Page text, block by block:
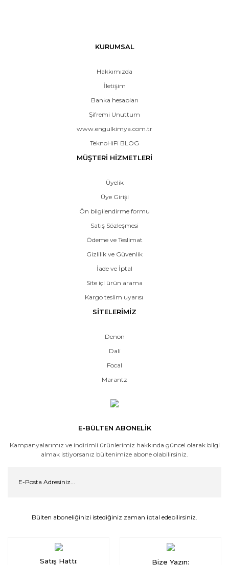
KURUMSAL
Hakkımızda
İletişim
Banka hesapları
Şifremi Unuttum
www.engulkimya.com.tr
TeknoHiFi BLOG
MÜŞTERİ HİZMETLERİ
Üyelik
Üye Girişi
Ön bilgilendirme formu
Satış Sözleşmesi
Ödeme ve Teslimat
Gizlilik ve Güvenlik
İade ve İptal
Site içi ürün arama
Kargo teslim uyarısı
SİTELERİMİZ
Denon
Dali
Focal
Marantz
E-BÜLTEN ABONELİK
Kampanyalarımız ve indirimli ürünlerimiz hakkında güncel olarak bilgi
almak istiyorsanız bültenimize abone olabilirsiniz.
Bülten aboneliğinizi istediğiniz zaman iptal edebilirsiniz.
Satış Hattı: Bize Yazın: